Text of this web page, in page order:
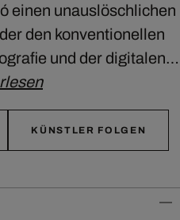
einen unauslöschlichen
den konventionellen
und der digitalen…
KÜNSTLER FOLGEN